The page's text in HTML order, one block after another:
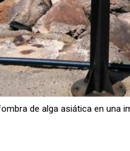
de alga asiática en una